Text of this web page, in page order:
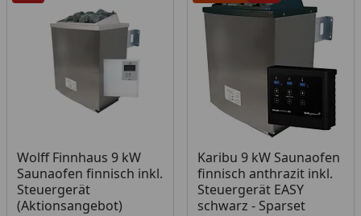
Wolff Finnhaus 9 kW
Saunaofen finnisch inkl.
Steuergerät
(Aktionsangebot)
Karibu 9 kW Saunaofen
finnisch anthrazit inkl.
Steuergerät EASY
schwarz - Sparset
Produkt am Lager